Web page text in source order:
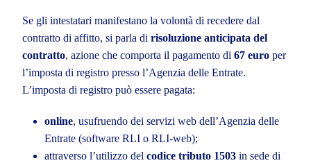
Se gli intestatari manifestano la volontà di recedere dal
contratto di affitto, si parla di risoluzione anticipata del
contratto, azione che comporta il pagamento di 67 euro per
l’imposta di registro presso l’Agenzia delle Entrate.
L’imposta di registro può essere pagata:
online, usufruendo dei servizi web dell’Agenzia delle
Entrate (software RLI o RLI-web);
attraverso l’utilizzo del codice tributo 1503 in sede di